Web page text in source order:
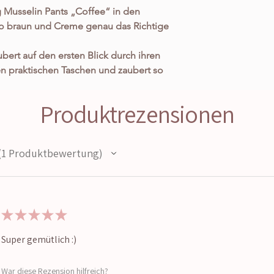
Pants „Coffee“ in den
braun und Creme genau das Richtige
auf den ersten Blick durch ihren
praktischen Taschen und zaubert so
das trendige Design und der tolle
was sie für eine tolle Passform hat.
von ca XS/S bis XXL. Sie sieht also
ist sie mit unserer neuen Strickweste
Produktrezensionen
1 Produktbewertung
★★★★★
Super gemütlich :)
War diese Rezension hilfreich?